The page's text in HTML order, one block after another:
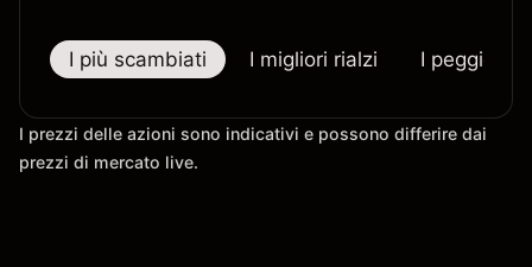
I più scambiati I migliori rialzi I peggiori
I prezzi delle azioni sono indicativi e possono differire dai
prezzi di mercato live.